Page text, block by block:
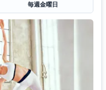
毎週金曜日